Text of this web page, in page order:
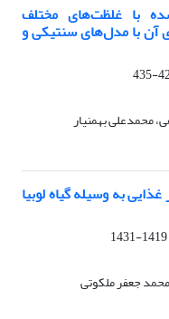
با غلظت‌های مختلف
با مدل‌های سنتیکی و
محمدعلی بهمنیار
به وسیله گیاه لوبیا
1419-1431
جعفر ملکوتی